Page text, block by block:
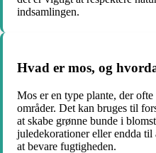
indsamlingen.
Hvad er mos, og
Mos er en type plante, der
områder. Det kan bruges til
at skabe grønne bunde i
juledekorationer eller endda
at bevare fugtigheden.